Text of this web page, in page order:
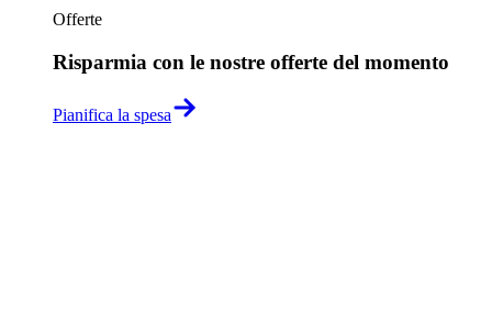
Offerte
Risparmia con le nostre offerte del momento
Pianifica la spesa